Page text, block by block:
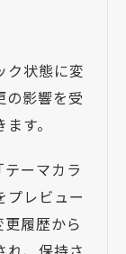
ク状態に変
の影響を受
す。
ーマカラ
プレビュー
履歴から